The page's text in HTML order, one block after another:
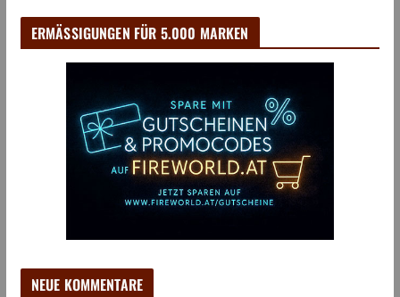
ERMÄSSIGUNGEN FÜR 5.000 MARKEN
NEUE KOMMENTARE